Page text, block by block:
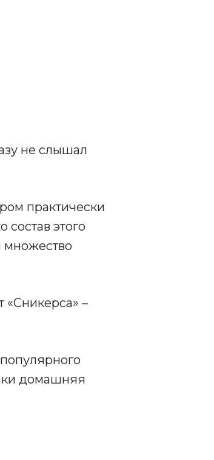
не слышал
практически
этого
множество
«Сникерса» –
домашняя